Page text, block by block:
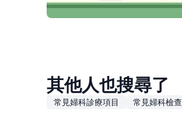
其他人也搜尋了
常見婦科診療項目 常見婦科檢查